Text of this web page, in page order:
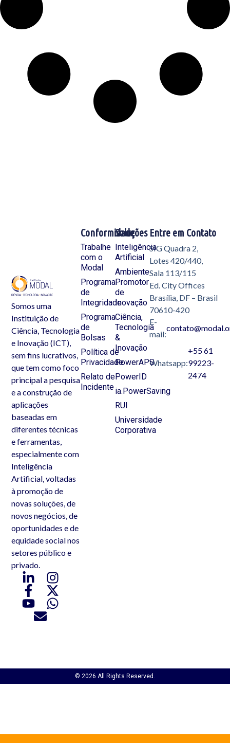
Somos uma
Instituição de
Ciência, Tecnologia
e Inovação (ICT),
sem fins lucrativos,
que tem como foco
principal a pesquisa
e a construção de
aplicações
baseadas em
diferentes técnicas
e ferramentas,
especialmente com
Inteligência
Artificial, voltadas
à promoção de
novas soluções, de
novos negócios, de
oportunidades e de
equidade social nos
setores público e
privado.
Soluções
Inteligência
Artificial
Ambiente
Promotor
de
Inovação
Ciência,
Tecnologia
&
Inovação
PowerAPS
PowerID
ia.PowerSaving
RUI
Universidade
Corporativa
Conformidade
Trabalhe
com o
Modal
Programa
de
Integridade
Programa
de
Bolsas
Política de
Privacidade
Relato de
Incidente
Entre em Contato
SIG Quadra 2,
Lotes 420/440,
Sala 113/115
Ed. City Offices
Brasília, DF – Brasil
70610-420
E-
mail:
Whatsapp:
+55 61
99223-
2474
© 2026 All Rights Reserved.